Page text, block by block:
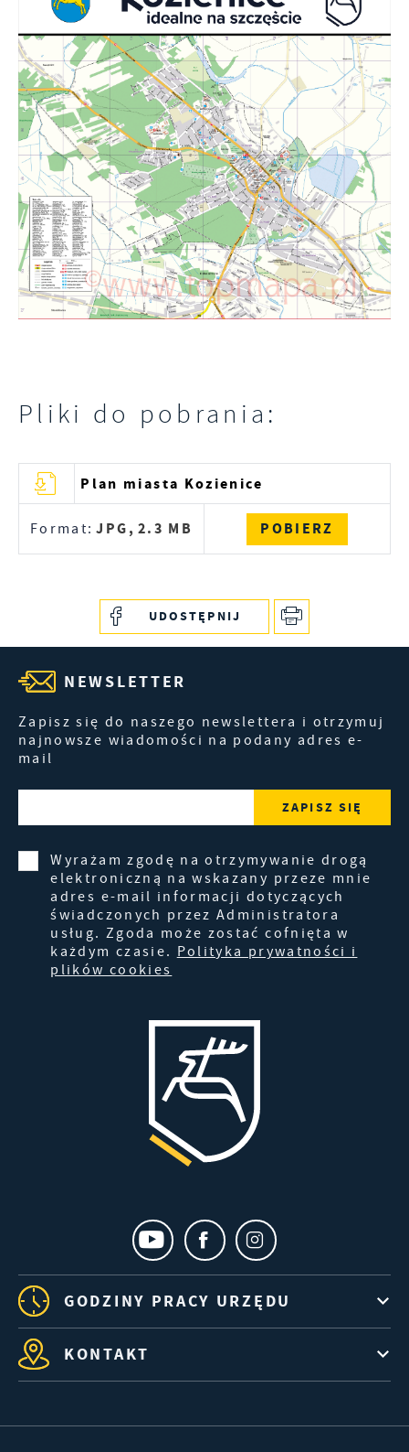
Pliki do pobrania:
Plan miasta Kozienice
Format: JPG, 2.3 MB POBIERZ
UDOSTĘPNIJ
NEWSLETTER
Zapisz się do naszego newslettera i otrzymuj
najnowsze wiadomości na podany adres e-
mail
Wyrażam zgodę na otrzymywanie drogą
elektroniczną na wskazany przeze mnie
adres e-mail informacji dotyczących
świadczonych przez Administratora
usług. Zgoda może zostać cofnięta w
każdym czasie. Polityka prywatności i
plików cookies
GODZINY PRACY URZĘDU
KONTAKT